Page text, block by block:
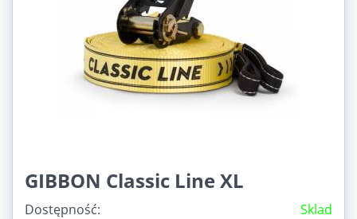
GIBBON Classic Line XL
Dostępność: Sklad